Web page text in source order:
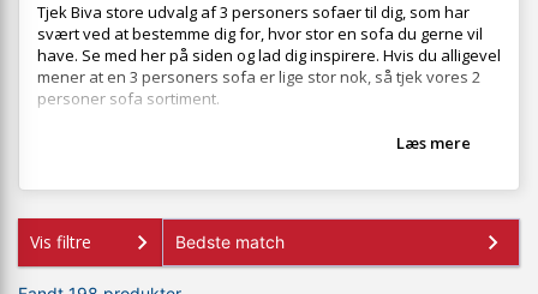
+
HAVEMØBLER
ENTREMØBLER
Tjek Biva store udvalg af 3 personers sofaer til dig, som har
svært ved at bestemme dig for, hvor stor en sofa du gerne vil
have. Se med her på siden og lad dig inspirere. Hvis du alligevel
mener at en 3 personers sofa er lige stor nok, så tjek vores 2
personer sofa sortiment.
Læs mere
Vis filtre